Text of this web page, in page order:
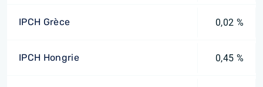
IPCH Grèce 0,02 %
IPCH Hongrie 0,45 %